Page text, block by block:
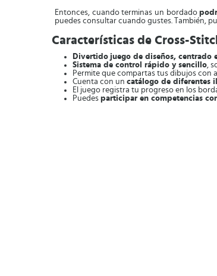
Entonces, cuando terminas un bordado
puedes consultar cuando gustes. También,
Características de Cross-
Divertido juego de diseños, centrado
Sistema de control rápido y sencillo,
Permite que compartas tus dibujos con
Cuenta con un catálogo de diferentes
El juego registra tu progreso en los
Puedes participar en competencias
es un